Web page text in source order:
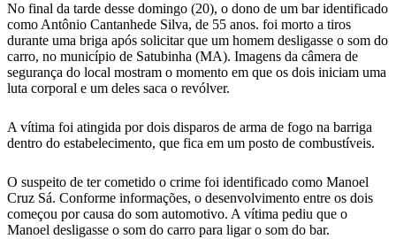
No final da tarde desse domingo (20), o dono de um bar identificado
como Antônio Cantanhede Silva, de 55 anos. foi morto a tiros
durante uma briga após solicitar que um homem desligasse o som do
carro, no município de Satubinha (MA). Imagens da câmera de
segurança do local mostram o momento em que os dois iniciam uma
luta corporal e um deles saca o revólver.
A vítima foi atingida por dois disparos de arma de fogo na barriga
dentro do estabelecimento, que fica em um posto de combustíveis.
O suspeito de ter cometido o crime foi identificado como Manoel
Cruz Sá. Conforme informações, o desenvolvimento entre os dois
começou por causa do som automotivo. A vítima pediu que o
Manoel desligasse o som do carro para ligar o som do bar.